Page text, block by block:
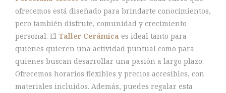
ofrecemos está diseñado para brindarte conocimientos,
pero también disfrute, comunidad y crecimiento
personal. El Taller Cerámica es ideal tanto para
quienes quieren una actividad puntual como para
quienes buscan desarrollar una pasión a largo plazo.
Ofrecemos horarios flexibles y precios accesibles, con
materiales incluidos. Además, puedes regalar esta